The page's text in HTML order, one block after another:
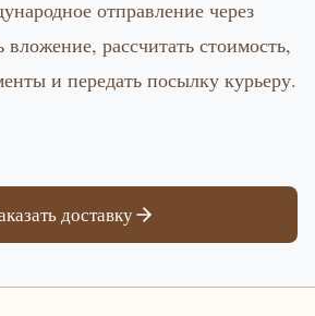
отправление через
рассчитать стоимость,
и передать посылку курьеру.
доставку